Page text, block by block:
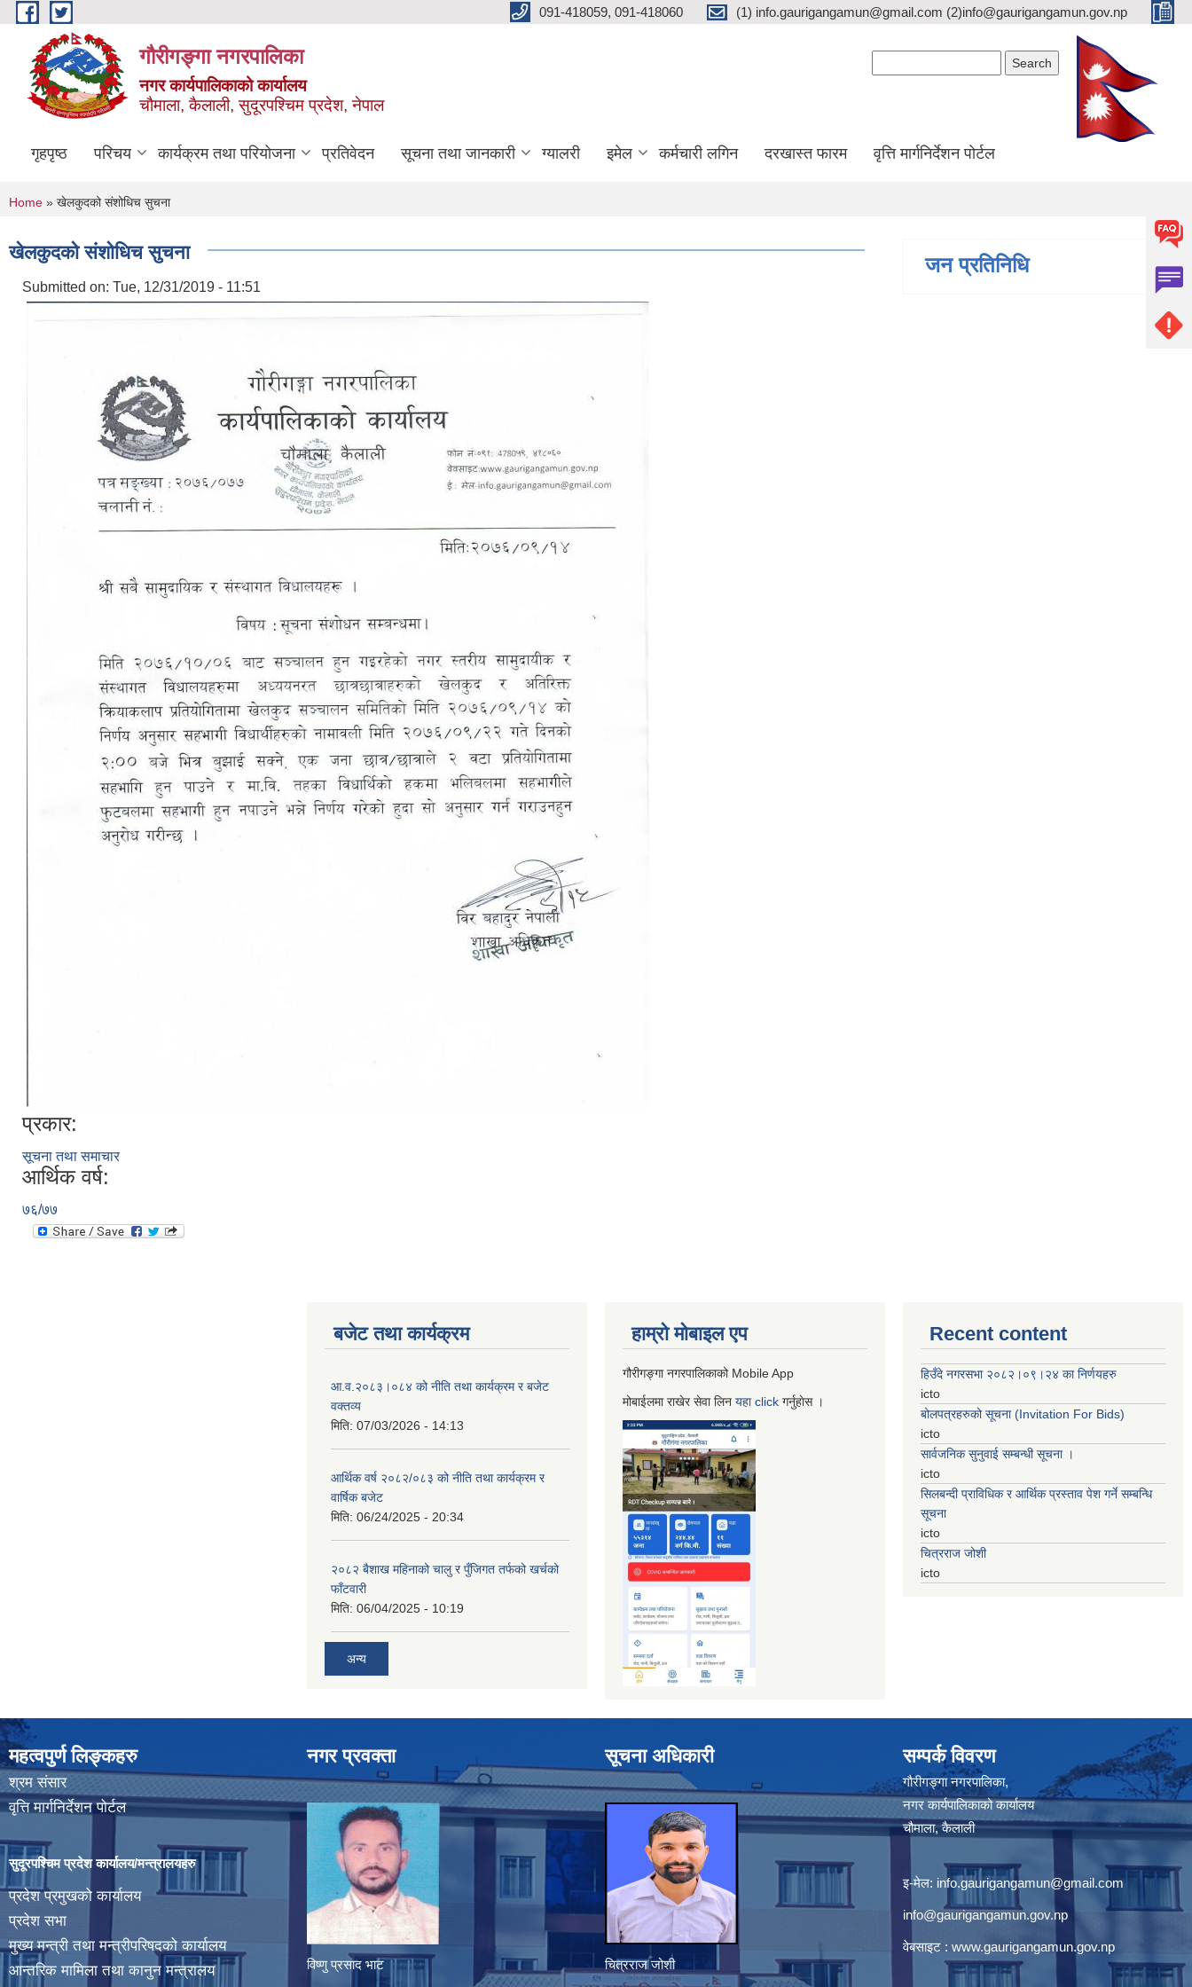
Skip to main content 091-418059, 091-418060 (1) info.gaurigangamun@gmail.com (2)info@gaurigangamun.gov.np
गौरीगङ्गा नगरपालिका
नगर कार्यपालिकाको कार्यालय
चौमाला, कैलाली, सुदूरपश्चिम प्रदेश, नेपाल
गृहपृष्ठ परिचय कार्यक्रम तथा परियोजना प्रतिवेदन सूचना तथा जानकारी ग्यालरी इमेल कर्मचारी लगिन दरखास्त फारम वृत्ति मार्गनिर्देशन पोर्टल
You are here
Home » खेलकुदको संशोधिच सुचना
खेलकुदको संशोधिच सुचना
Submitted on: Tue, 12/31/2019 - 11:51
प्रकार:
सूचना तथा समाचार
आर्थिक वर्ष:
७६/७७
जन प्रतिनिधि
बजेट तथा कार्यक्रम
आ.व.२०८३।०८४ को नीति तथा कार्यक्रम र बजेट
वक्तव्य
मिति: 07/03/2026 - 14:13
आर्थिक वर्ष २०८२/०८३ को नीति तथा कार्यक्रम र
वार्षिक बजेट
मिति: 06/24/2025 - 20:34
२०८२ बैशाख महिनाको चालु र पुँजिगत तर्फको खर्चको
फाँटवारी
मिति: 06/04/2025 - 10:19
अन्य
हाम्रो माेबाइल एप
गौरीगङ्गा नगरपालिकाको Mobile App
मोबाईलमा राखेर सेवा लिन यहाclick गर्नुहाेस ।
Recent content
हिउँदे नगरसभा २०८२।०९।२४ का निर्णयहरु
icto
बोलपत्रहरुको सूचना (Invitation For Bids)
icto
सार्वजनिक सुनुवाई सम्बन्धी सूचना ।
icto
सिलबन्दी प्राविधिक र आर्थिक प्रस्ताव पेश गर्ने सम्बन्धि
सूचना
icto
चित्रराज जोशी
icto
महत्वपुर्ण लिङ्कहरु
श्रम संसार
वृत्ति मार्गनिर्देशन पोर्टल
सुदूरपश्चिम प्रदेश कार्यालय/मन्त्रालयहरु
प्रदेश प्रमुखको कार्यालय
प्रदेश सभा
मुख्य मन्त्री तथा मन्त्रीपरिषदको कार्यालय
आन्तरिक मामिला तथा कानुन मन्त्रालय
नगर प्रवक्ता
विष्णु प्रसाद भाट
सूचना अधिकारी
चित्रराज जोशी
सम्पर्क विवरण
गौरीगङ्गा नगरपालिका,
नगर कार्यपालिकाको कार्यालय
चौमाला, कैलाली
इ-मेल: info.gaurigangamun@gmail.com
info@gaurigangamun.gov.np
वेबसाइट : www.gaurigangamun.gov.np